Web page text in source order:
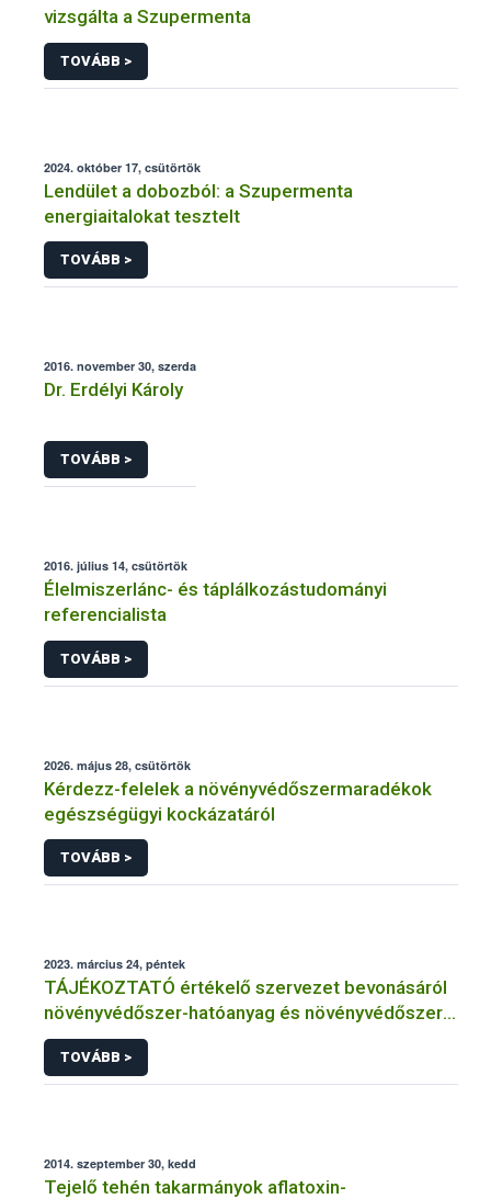
vizsgálta a Szupermenta
TOVÁBB >
2024. október 17, csütörtök
Lendület a dobozból: a Szupermenta
energiaitalokat tesztelt
TOVÁBB >
2016. november 30, szerda
Dr. Erdélyi Károly
TOVÁBB >
2016. július 14, csütörtök
Élelmiszerlánc- és táplálkozástudományi
referencialista
TOVÁBB >
2026. május 28, csütörtök
Kérdezz-felelek a növényvédőszermaradékok
egészségügyi kockázatáról
TOVÁBB >
2023. március 24, péntek
TÁJÉKOZTATÓ értékelő szervezet bevonásáról
növényvédőszer-hatóanyag és növényvédőszer
engedélyezésére, továbbá a meglévő engedély
meghosszabbítására vagy módosítására irányuló
eljárásba
TOVÁBB >
2014. szeptember 30, kedd
Tejelő tehén takarmányok aflatoxin-